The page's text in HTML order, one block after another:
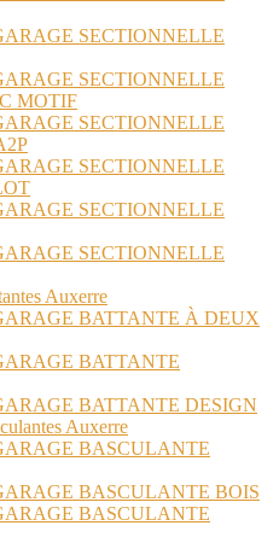
SECTIONNELLE
SECTIONNELLE
MOTIF
SECTIONNELLE
SECTIONNELLE
SECTIONNELLE
SECTIONNELLE
Auxerre
BATTANTE À DEUX
BATTANTE
BATTANTE DESIGN
Auxerre
BASCULANTE
BASCULANTE BOIS
BASCULANTE